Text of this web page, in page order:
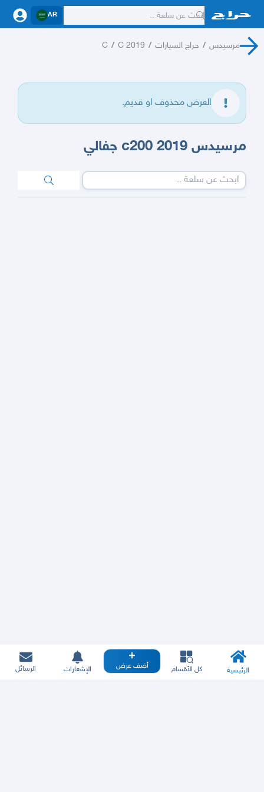
AR
مرسيدس / حراج السيارات /
C 2019
/
C
العرض محذوف او قديم.
مرسيدس c200 2019 جفالي
الرئيسية كل الأقسام أضف عرض الإشعارات الرسائل